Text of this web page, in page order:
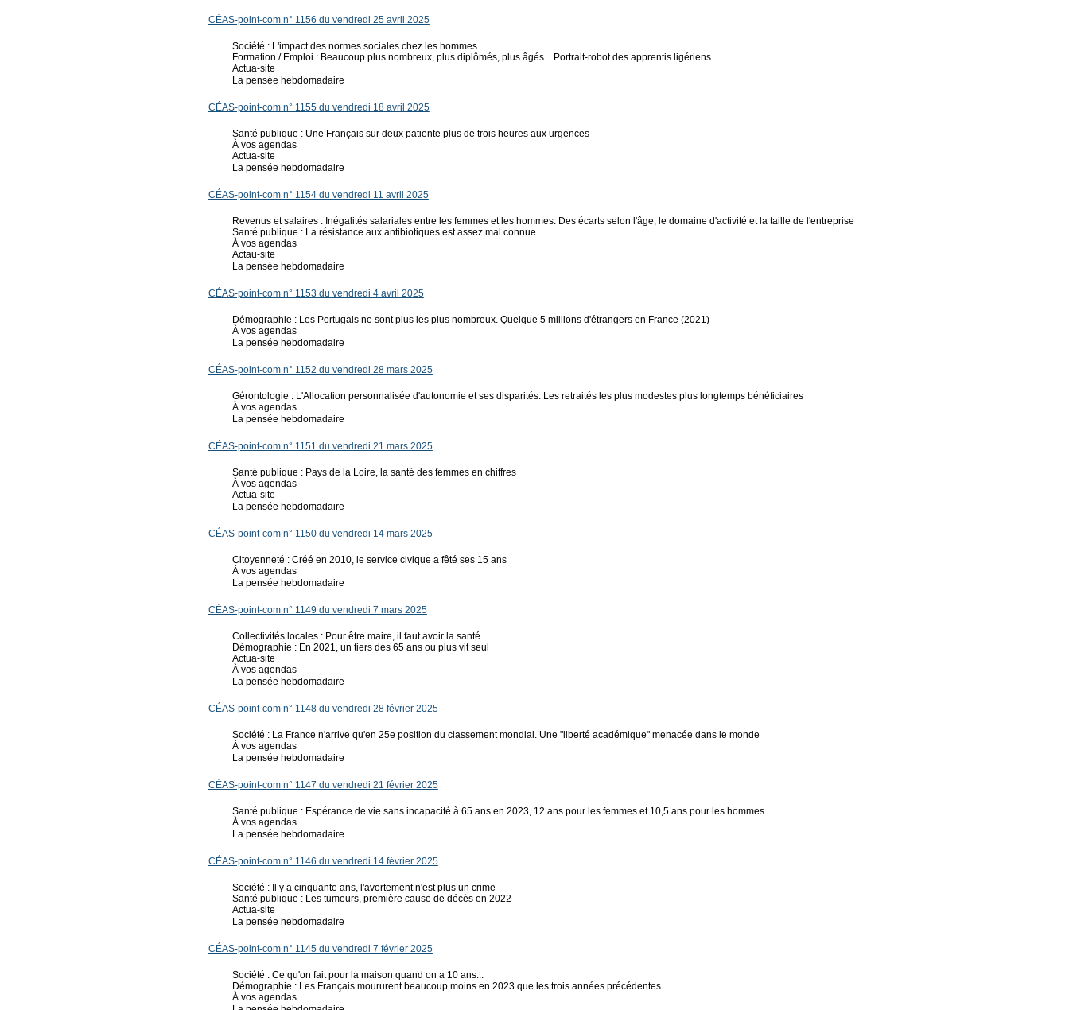
CÉAS-point-com n° 1156 du vendredi 25 avril 2025
Société : L'impact des normes sociales chez les hommes
Formation / Emploi : Beaucoup plus nombreux, plus diplômés, plus âgés... Portrait-robot des apprentis ligériens
Actua-site
La pensée hebdomadaire
CÉAS-point-com n° 1155 du vendredi 18 avril 2025
Santé publique : Une Français sur deux patiente plus de trois heures aux urgences
À vos agendas
Actua-site
La pensée hebdomadaire
CÉAS-point-com n° 1154 du vendredi 11 avril 2025
Revenus et salaires : Inégalités salariales entre les femmes et les hommes. Des écarts selon l'âge, le domaine d'activité et la taille de l'entreprise
Santé publique : La résistance aux antibiotiques est assez mal connue
À vos agendas
Actau-site
La pensée hebdomadaire
CÉAS-point-com n° 1153 du vendredi 4 avril 2025
Démographie : Les Portugais ne sont plus les plus nombreux. Quelque 5 millions d'étrangers en France (2021)
À vos agendas
La pensée hebdomadaire
CÉAS-point-com n° 1152 du vendredi 28 mars 2025
Gérontologie : L'Allocation personnalisée d'autonomie et ses disparités. Les retraités les plus modestes plus longtemps bénéficiaires
À vos agendas
La pensée hebdomadaire
CÉAS-point-com n° 1151 du vendredi 21 mars 2025
Santé publique : Pays de la Loire, la santé des femmes en chiffres
À vos agendas
Actua-site
La pensée hebdomadaire
CÉAS-point-com n° 1150 du vendredi 14 mars 2025
Citoyenneté : Créé en 2010, le service civique a fêté ses 15 ans
À vos agendas
La pensée hebdomadaire
CÉAS-point-com n° 1149 du vendredi 7 mars 2025
Collectivités locales : Pour être maire, il faut avoir la santé...
Démographie : En 2021, un tiers des 65 ans ou plus vit seul
Actua-site
À vos agendas
La pensée hebdomadaire
CÉAS-point-com n° 1148 du vendredi 28 février 2025
Société : La France n'arrive qu'en 25e position du classement mondial. Une "liberté académique" menacée dans le monde
À vos agendas
La pensée hebdomadaire
CÉAS-point-com n° 1147 du vendredi 21 février 2025
Santé publique : Espérance de vie sans incapacité à 65 ans en 2023, 12 ans pour les femmes et 10,5 ans pour les hommes
À vos agendas
La pensée hebdomadaire
CÉAS-point-com n° 1146 du vendredi 14 février 2025
Société : Il y a cinquante ans, l'avortement n'est plus un crime
Santé publique : Les tumeurs, première cause de décès en 2022
Actua-site
La pensée hebdomadaire
CÉAS-point-com n° 1145 du vendredi 7 février 2025
Société : Ce qu'on fait pour la maison quand on a 10 ans...
Démographie : Les Français moururent beaucoup moins en 2023 que les trois années précédentes
À vos agendas